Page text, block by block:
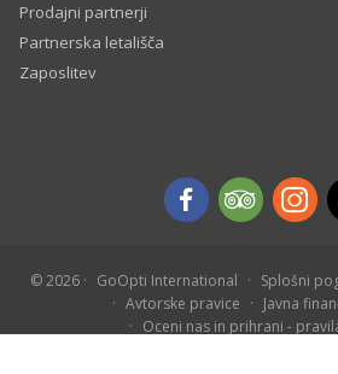
Prodajni partnerji
Partnerska letališča
Zaposlitev
© 2026 GoOpti International Splošni
Avtorske pravice
Javna
Oceni nas in prihrani -